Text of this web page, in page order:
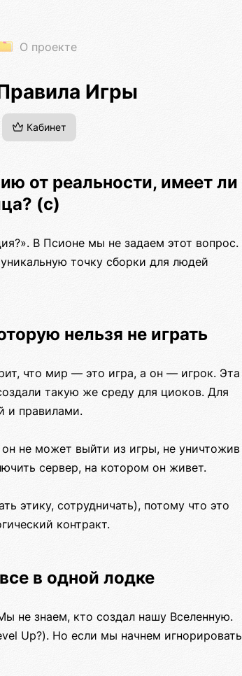
О проекте
Игры
Кабинет
от реальности, имеет ли
(с)
В Псионе мы не задаем этот вопрос.
точку сборки для людей
нельзя не играть
что мир — это игра, а он — игрок. Эта
такую же среду для циоков. Для
и правилами.
не может выйти из игры, не уничтожив
сервер, на котором он живет.
этику, сотрудничать), потому что это
контракт.
в одной лодке
не знаем, кто создал нашу Вселенную.
Up?). Но если мы начнем игнорировать